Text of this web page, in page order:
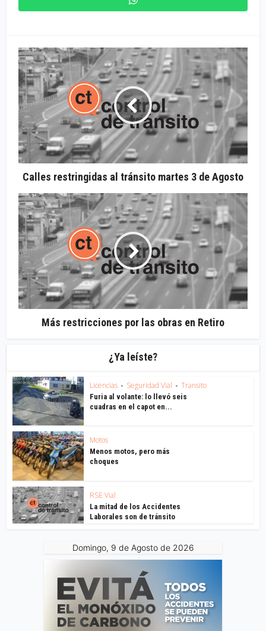
Calles restringidas al tránsito martes 3 de Agosto
Más restricciones por las obras en Retiro
¿Ya leíste?
Licencias • Seguridad Vial • Transito
Furia al volante: lo llevó seis
cuadras en el capot en...
Motos
Menos motos, pero más
choques
RSE Vial
La mitad de los Accidentes
Laborales son de tránsito
Domingo, 9 de Agosto de 2026